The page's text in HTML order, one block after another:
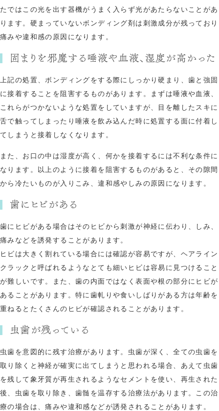
たではこの光を出す器機がうまく入らず光があたらないことがあ
ります。硬まっていないボンディング剤は刺激成分が残っており
痛みや違和感の原因になります。
固まりを邪魔する唾液や血液、湿度が高かった
上記の処置、ボンディングをする際にしっかり硬まり、歯と強固
に接着することを阻害するものがあります。まずは唾液や血液、
これらがつかないような処置をしていますが、目を離したスキに
舌で触ってしまったり唾液を飲み込んだ時に処置する面に付着し
てしまうと接着しなくなります。
また、お口の中は湿度が高く、何かを接着するには不利な条件に
なります。以上のように接着を阻害するものがあると、その隙間
から冷たいものが入りこみ、違和感やしみの原因になります。
歯にヒビがある
歯にヒビがある場合はそのヒビから刺激が神経に伝わり、しみ、
痛みなどを誘発することがあります。
ヒビは大きく割れている場合には確認が容易ですが、ヘアライン
クラックと呼ばれるようなとても細いヒビは容易に見つけること
が難しいです。また、歯の内面ではなく表面や根の部分にヒビが
あることがあります。特に歯軋りや食いしばりがある方は年齢を
重ねるとたくさんのヒビが確認されることがあります。
虫歯が残っている
虫歯を意図的に残す治療があります。虫歯が深く、全ての虫歯を
取り除くと神経が確実に出てしまうと思われる場合、あえて虫歯
を残して象牙質が再生されるようなセメントを使い、再生された
後、虫歯を取り除き、歯髄を温存する治療法があります。この治
療の場合は、痛みや違和感などが誘発されることがあります。